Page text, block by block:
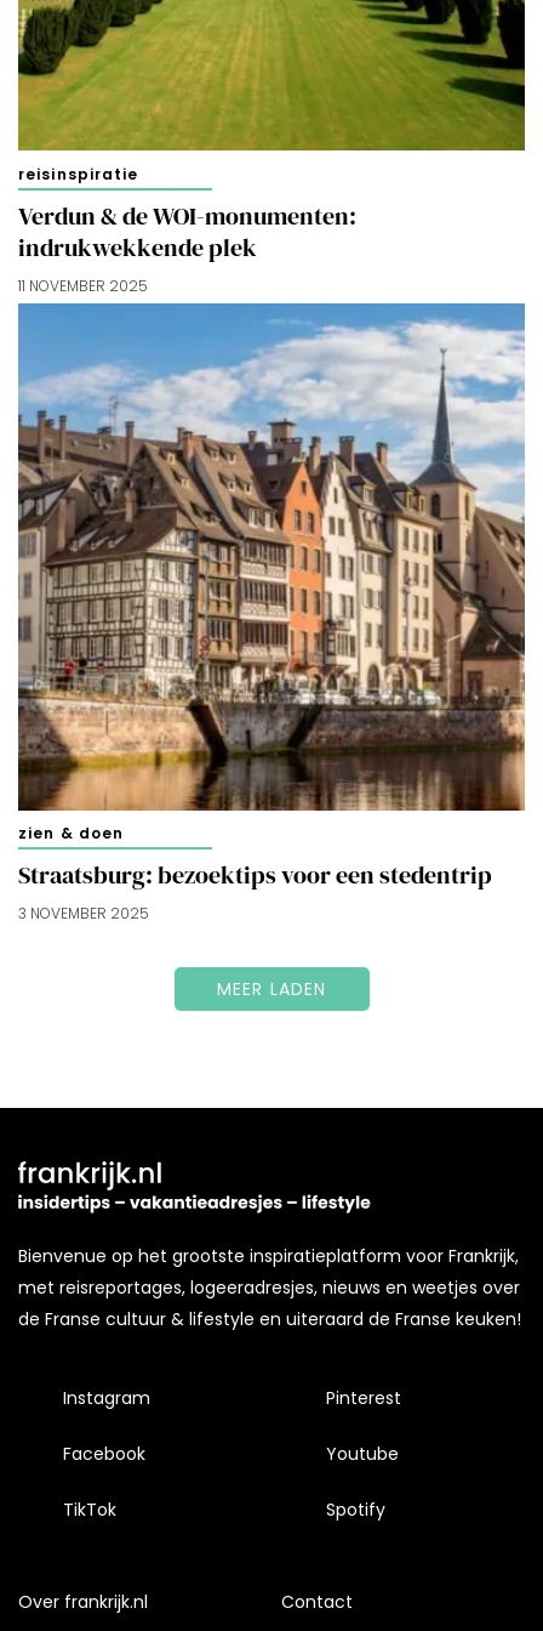
doorgaan’ dan ga je akkoord met het gebruik van alle
cookies zoals omschreven in onze
Cookieverklaring .
Merci!
reisinspiratie
Verdun & de WOI-monumenten:
indrukwekkende plek
11 NOVEMBER 2025
zien & doen
Straatsburg: bezoektips voor een stedentrip
3 NOVEMBER 2025
MEER LADEN
Bienvenue op het grootste inspiratieplatform voor Frankrijk,
met reisreportages, logeeradresjes, nieuws en weetjes over
de Franse cultuur & lifestyle en uiteraard de Franse keuken!
Instagram
Facebook
TikTok
Pinterest
Youtube
Spotify
Over frankrijk.nl Contact